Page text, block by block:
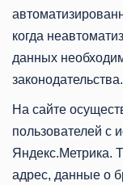
когда
данных
законодательства.
На сайте
пользователей с
Яндекс.Метрика.
адрес, данные о